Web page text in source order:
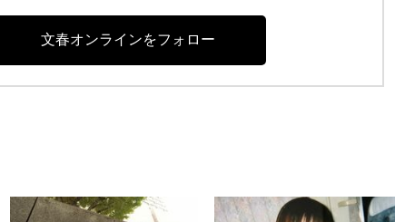
文春オンラインをフォロー